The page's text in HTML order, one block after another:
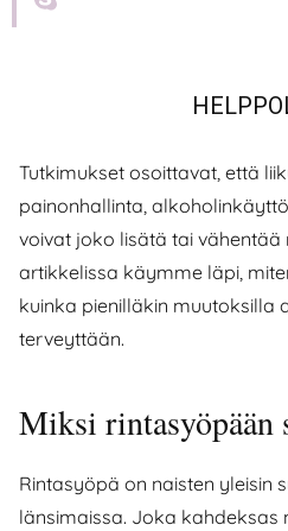
Tutkimukset osoittavat, että
painonhallinta,
voivat joko lisätä tai vähentää
artikkelissa käymme läpi,
kuinka pienilläkin muutoksilla
terveyttään.
Miksi rintasyöpään
Rintasyöpä on naisten yleisin
länsimaissa. Joka kahdeksas